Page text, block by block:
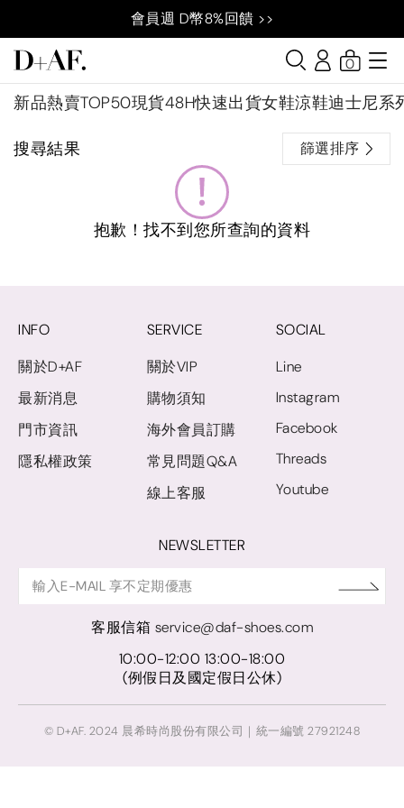
會員週 D幣8%回饋 >>
新品熱賣TOP50現貨48H快速出貨女鞋涼鞋迪士尼系
0
搜尋結果 篩選排序
抱歉！找不到您所查詢的資料
INFO
關於D+AF
最新消息
門市資訊
隱私權政策
SERVICE
關於VIP
購物須知
海外會員訂購
常見問題Q&A
線上客服
SOCIAL
Line
Instagram
Facebook
Threads
Youtube
NEWSLETTER
客服信箱 service@daf-shoes.com
10:00-12:00 13:00-18:00
(例假日及國定假日公休)
© D+AF. 2024 晨希時尚股份有限公司｜統一編號 27921248